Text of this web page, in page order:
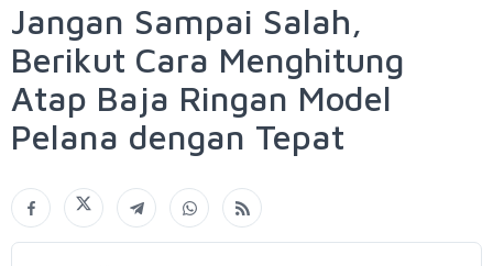
Jangan Sampai Salah,
Berikut Cara Menghitung
Atap Baja Ringan Model
Pelana dengan Tepat